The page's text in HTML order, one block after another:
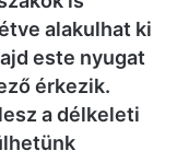
alakulhat ki
este nyugat
érkezik.
a délkeleti